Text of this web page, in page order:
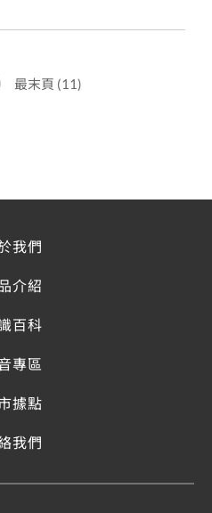
最末頁 (11)
我們
介紹
百科
專區
據點
我們